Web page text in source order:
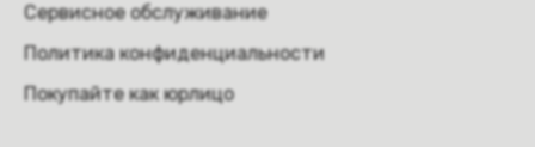
Сервисное обслуживание
Политика конфиденциальности
Покупайте как юрлицо